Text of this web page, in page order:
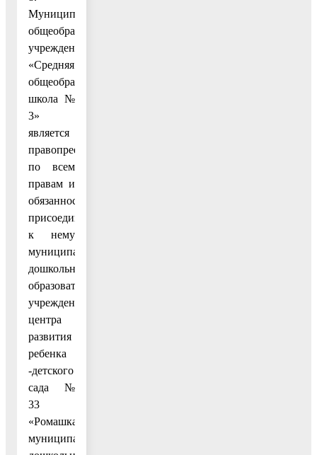
Муниципальное
общеобразовательное
учреждение
«Средняя
общеобразовательная
школа №
3»
является
правопреемником
по всем
правам и
обязанностям
присоединяемых
к нему
муниципального
дошкольного
образовательного
учреждения
центра
развития
ребенка
-детского
сада №
33
«Ромашка»,
муниципального